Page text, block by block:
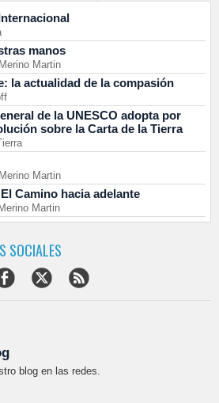
manos
Martin
la actualidad de la compasión
de la UNESCO adopta por
sobre la Carta de la Tierra
Martin
Camino hacia adelante
Martin
SOCIALES
blog en las redes.